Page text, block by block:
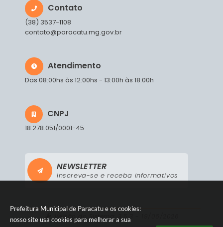
Prefeitura Municipal de Paracatu e os cookies:
nosso site usa cookies para melhorar a sua
Contato
(38) 3537-1108
contato@paracatu.mg.gov.br
Atendimento
Das 08:00hs às 12:00hs - 13:00h às 18:00h
CNPJ
18.278.051/0001-45
NEWSLETTER
Inscreva-se e receba informativos
Versão do Sistema: